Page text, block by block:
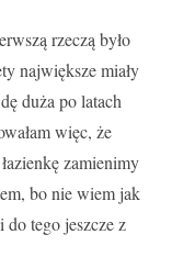
rzeczą było
największe miały
duża po latach
więc, że
zamienimy
bo nie wiem jak
do tego jeszcze z